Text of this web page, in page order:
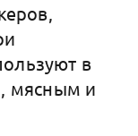
в
мясным и